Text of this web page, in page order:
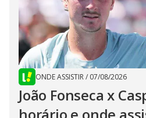
ONDE ASSISTIR/ 07/08/2026
João Fonseca x
horário e onde